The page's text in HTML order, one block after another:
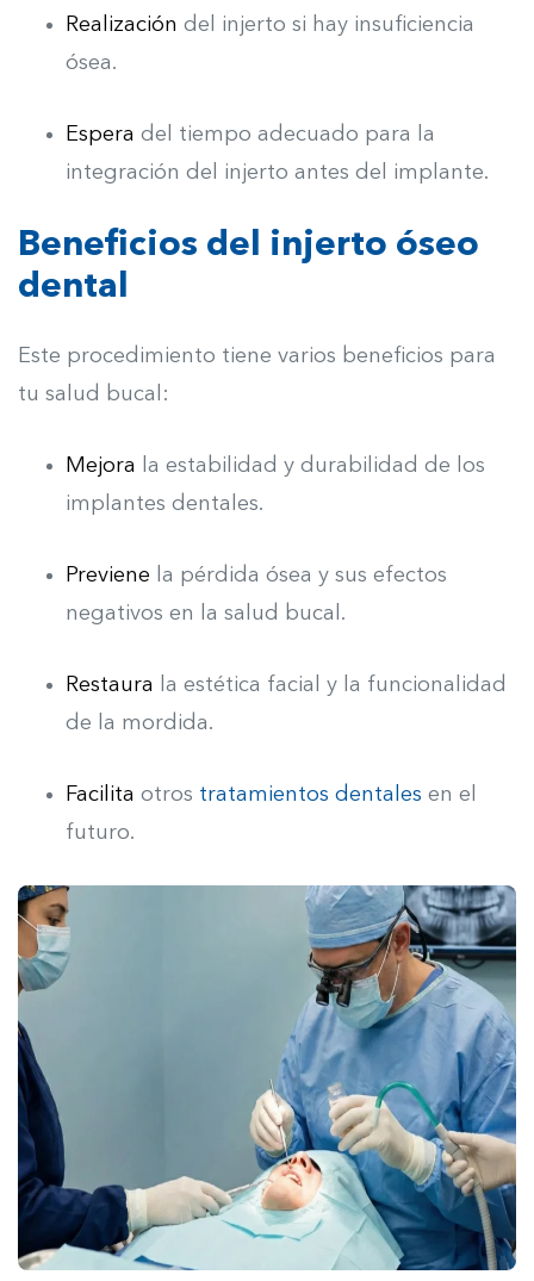
Realización del injerto si hay insuficiencia
ósea.
Espera del tiempo adecuado para la
integración del injerto antes del implante.
Beneficios del injerto óseo
dental
Este procedimiento tiene varios beneficios para
tu salud bucal:
Mejora
la estabilidad y durabilidad de los
implantes dentales.
Previene la pérdida ósea y sus efectos
negativos en la salud bucal.
Restaura la estética facial y la funcionalidad
de la mordida.
Facilita otros tratamientos dentales en el
futuro.